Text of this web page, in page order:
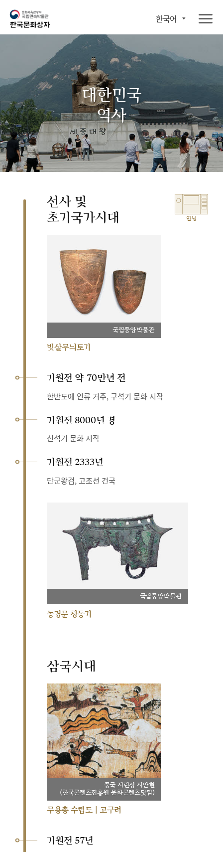
한국어
대한민국
역사
안녕
선사 및
초기국가시대
국립중앙박물관
빗살무늬토기
기원전 약 70만년 전
한반도에 인류 거주, 구석기 문화 시작
기원전 8000년 경
신석기 문화 시작
기원전 2333년
단군왕검, 고조선 건국
국립중앙박물관
농경문 청동기
삼국시대
중국 지린성 지안현
(한국콘텐츠진흥원 문화콘텐츠닷컴)
무용총 수렵도 | 고구려
기원전 57년